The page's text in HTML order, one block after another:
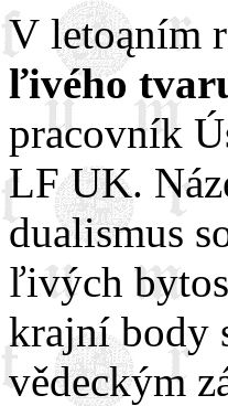
V letoąním
ľivého
pracovník
LF UK.
dualismus
ľivých
krajní body
vědeckým